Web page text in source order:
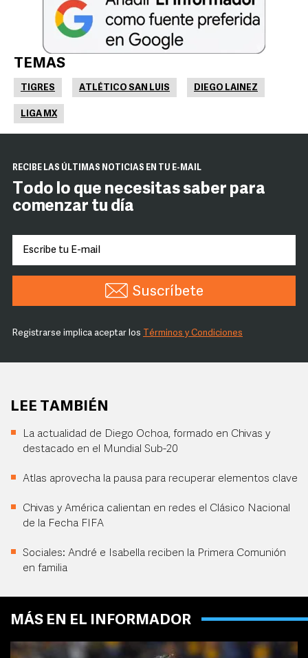
TEMAS
TIGRES ATLÉTICO SAN LUIS DIEGO LAINEZ
LIGA MX
RECIBE LAS ÚLTIMAS NOTICIAS EN TU E-MAIL
Todo lo que necesitas saber para
comenzar tu día
Suscríbete
Registrarse implica aceptar los Términos y Condiciones
LEE TAMBIÉN
La actualidad de Diego Ochoa, formado en Chivas y
destacado en el Mundial Sub-20
Atlas aprovecha la pausa para recuperar elementos clave
Chivas y América calientan en redes el Clásico Nacional
de la Fecha FIFA
Sociales: André e Isabella reciben la Primera Comunión
en familia
MÁS EN EL INFORMADOR